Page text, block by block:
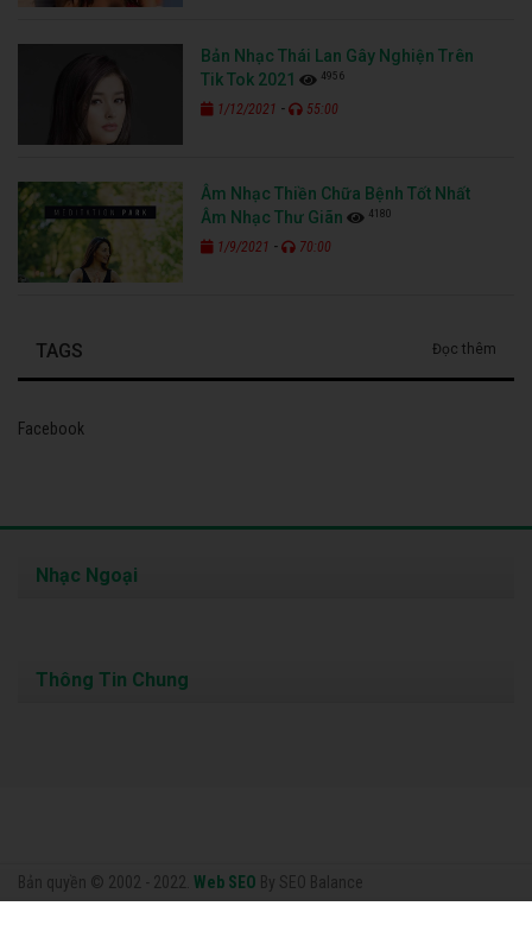
Bản Nhạc Thái Lan Gây Nghiện Trên
Tik Tok 2021
4956
1/12/2021 - 55:00
Âm Nhạc Thiền Chữa Bệnh Tốt Nhất
Âm Nhạc Thư Giãn
4180
1/9/2021 - 70:00
TAGS Đọc thêm
Facebook
Bản quyền © 2002 - 2022. Web SEO By SEO Balance
Nhạc Ngoại
Thông Tin Chung